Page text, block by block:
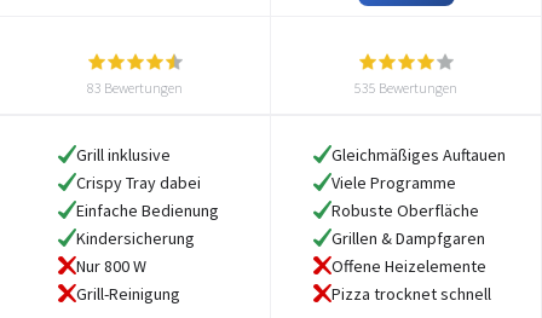
83 Bewertungen 535 Bewertungen
Grill inklusive
Crispy Tray dabei
Einfache Bedienung
Kindersicherung
Nur 800 W
Grill-Reinigung
Gleichmäßiges Auftauen
Viele Programme
Robuste Oberfläche
Grillen & Dampfgaren
Offene Heizelemente
Pizza trocknet schnell